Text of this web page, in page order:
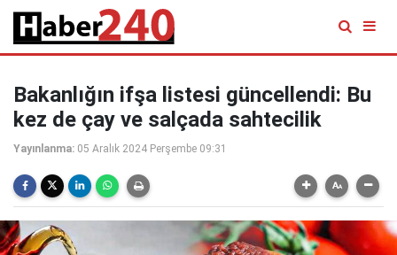
Bakanlığın ifşa listesi güncellendi: Bu
kez de çay ve salçada sahtecilik
Yayınlanma: 05 Aralık 2024 Perşembe 09:31